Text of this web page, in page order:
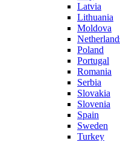
Latvia
Lithuania
Moldova
Poland
Portugal
Romania
Serbia
Slovakia
Slovenia
Spain
Sweden
Turkey